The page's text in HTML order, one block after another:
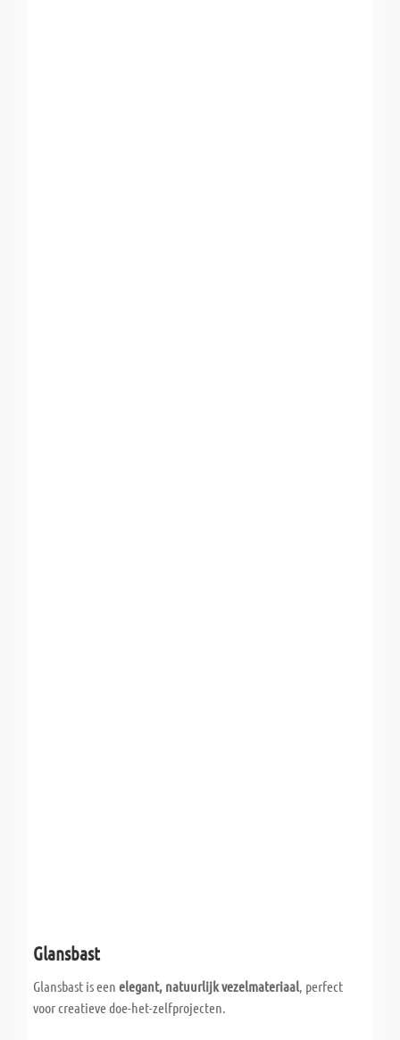
Glansbast
Glansbast is een elegant, natuurlijk vezelmateriaal , perfect
voor creatieve doe-het-zelfprojecten.